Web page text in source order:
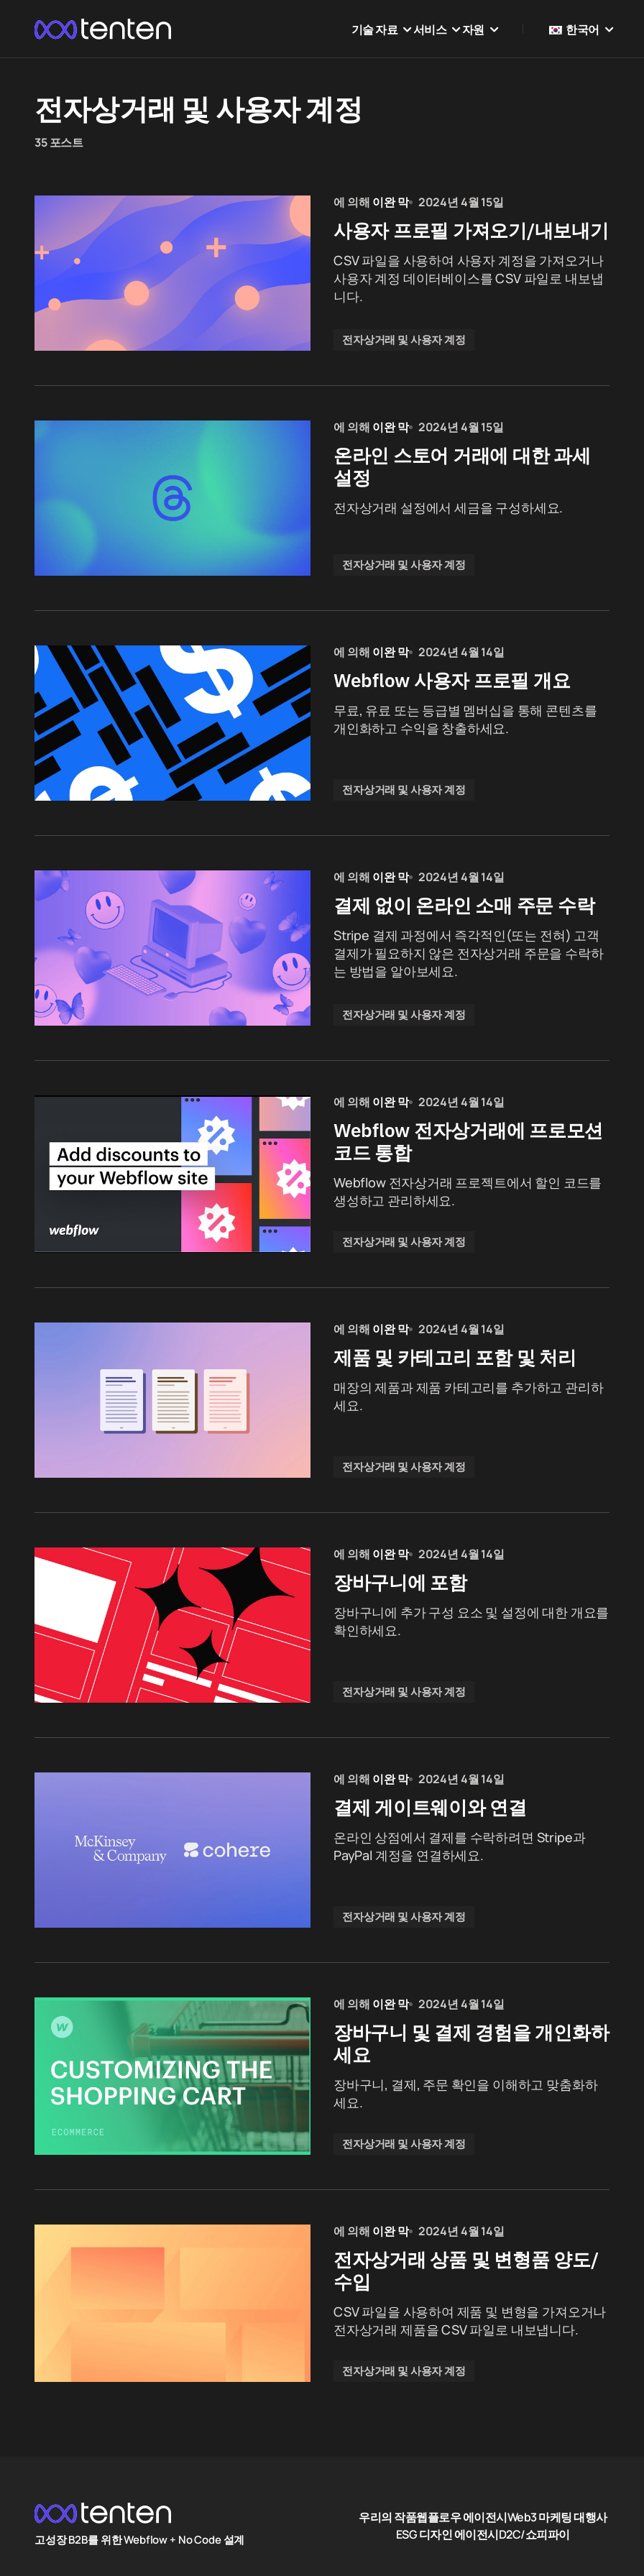
기술 자료 서비스 자원 한국어
전자상거래 및 사용자 계정
35 포스트
에 의해 이완 막 2024년 4월 15일
사용자 프로필 가져오기/내보내기
CSV 파일을 사용하여 사용자 계정을 가져오거나
사용자 계정 데이터베이스를 CSV 파일로 내보냅
니다.
전자상거래 및 사용자 계정
에 의해 이완 막 2024년 4월 15일
온라인 스토어 거래에 대한 과세
설정
전자상거래 설정에서 세금을 구성하세요.
전자상거래 및 사용자 계정
에 의해 이완 막 2024년 4월 14일
Webflow 사용자 프로필 개요
무료, 유료 또는 등급별 멤버십을 통해 콘텐츠를
개인화하고 수익을 창출하세요.
전자상거래 및 사용자 계정
에 의해 이완 막 2024년 4월 14일
결제 없이 온라인 소매 주문 수락
Stripe 결제 과정에서 즉각적인(또는 전혀) 고객
결제가 필요하지 않은 전자상거래 주문을 수락하
는 방법을 알아보세요.
전자상거래 및 사용자 계정
에 의해 이완 막 2024년 4월 14일
Webflow 전자상거래에 프로모션
코드 통합
Webflow 전자상거래 프로젝트에서 할인 코드를
생성하고 관리하세요.
전자상거래 및 사용자 계정
에 의해 이완 막 2024년 4월 14일
제품 및 카테고리 포함 및 처리
매장의 제품과 제품 카테고리를 추가하고 관리하
세요.
전자상거래 및 사용자 계정
에 의해 이완 막 2024년 4월 14일
장바구니에 포함
장바구니에 추가 구성 요소 및 설정에 대한 개요를
확인하세요.
전자상거래 및 사용자 계정
에 의해 이완 막 2024년 4월 14일
결제 게이트웨이와 연결
온라인 상점에서 결제를 수락하려면 Stripe과
PayPal 계정을 연결하세요.
전자상거래 및 사용자 계정
에 의해 이완 막 2024년 4월 14일
장바구니 및 결제 경험을 개인화하
세요
장바구니, 결제, 주문 확인을 이해하고 맞춤화하
세요.
전자상거래 및 사용자 계정
에 의해 이완 막 2024년 4월 14일
전자상거래 상품 및 변형품 양도/
수입
CSV 파일을 사용하여 제품 및 변형을 가져오거나
전자상거래 제품을 CSV 파일로 내보냅니다.
전자상거래 및 사용자 계정
고성장 B2B를 위한 Webflow + No Code 설계
우리의 작품웹플로우 에이전시Web3 마케팅 대행사
ESG 디자인 에이전시D2C/쇼피파이